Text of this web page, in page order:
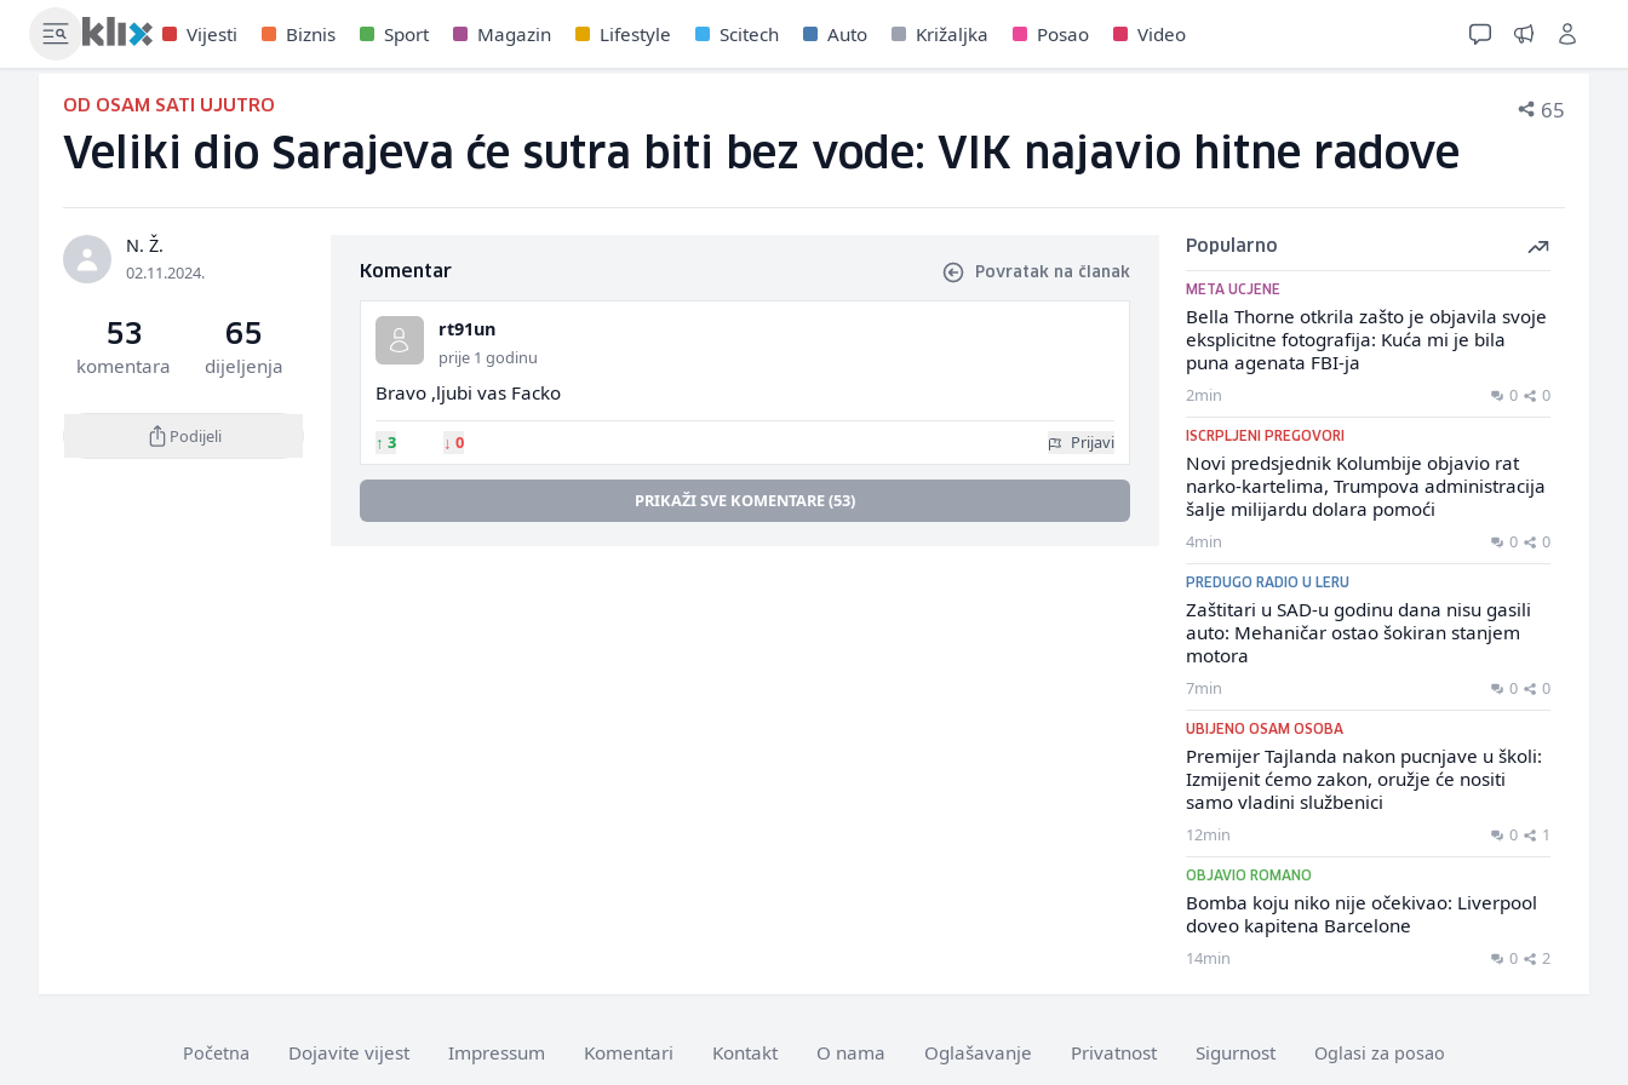
Vijesti Biznis Sport Magazin Lifestyle Scitech Auto Križaljka Posao Video
OD OSAM SATI UJUTRO 65
Veliki dio Sarajeva će sutra biti bez vode: VIK najavio hitne radove
N. Ž.
02.11.2024.
53
komentara
65
dijeljenja
Podijeli
Komentar Povratak na članak
rt91un
prije 1 godinu
Bravo ,ljubi vas Facko
↑ 3 ↓ 0 Prijavi
PRIKAŽI SVE KOMENTARE (53)
Popularno
META UCJENE
Bella Thorne otkrila zašto je objavila svoje
eksplicitne fotografija: Kuća mi je bila
puna agenata FBI-ja
2min 0 0
ISCRPLJENI PREGOVORI
Novi predsjednik Kolumbije objavio rat
narko-kartelima, Trumpova administracija
šalje milijardu dolara pomoći
4min 0 0
PREDUGO RADIO U LERU
Zaštitari u SAD-u godinu dana nisu gasili
auto: Mehaničar ostao šokiran stanjem
motora
7min 0 0
UBIJENO OSAM OSOBA
Premijer Tajlanda nakon pucnjave u školi:
Izmijenit ćemo zakon, oružje će nositi
samo vladini službenici
12min 0 1
OBJAVIO ROMANO
Bomba koju niko nije očekivao: Liverpool
doveo kapitena Barcelone
14min 0 2
Početna Dojavite vijest Impressum Komentari Kontakt O nama Oglašavanje Privatnost Sigurnost Oglasi za posao